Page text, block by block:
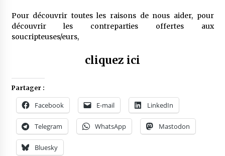
Pour découvrir toutes les raisons de nous aider, pour
découvrir les contreparties offertes aux
soucripteuses/eurs,
cliquez ici
Partager :
Facebook E-mail LinkedIn
Telegram WhatsApp Mastodon
Bluesky